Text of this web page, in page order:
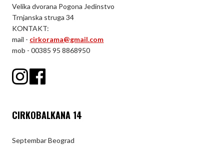
Velika dvorana Pogona Jedinstvo
Trnjanska struga 34
KONTAKT:
mail - cirkorama@gmail.com
mob - 00385 95 8868950
CIRKOBALKANA 14
Septembar Beograd